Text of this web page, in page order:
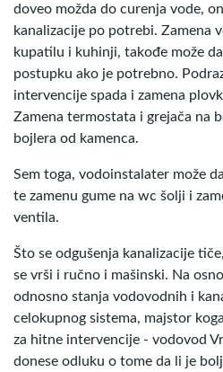
doveo možda do curenja vode,
kanalizacije po potrebi. Zamena
kupatilu i kuhinji, takođe može
postupku ako je potrebno.
intervencije spada i zamena
Zamena termostata i grejača na
bojlera od kamenca.
Sem toga, vodoinstalater može
te zamenu gume na wc šolji i
ventila.
Što se odgušenja kanalizacije
se vrši i ručno i mašinski. Na
odnosno stanja vodovodnih i
celokupnog sistema, majstor
za hitne intervencije - vodovod
donese odluku o tome da li je